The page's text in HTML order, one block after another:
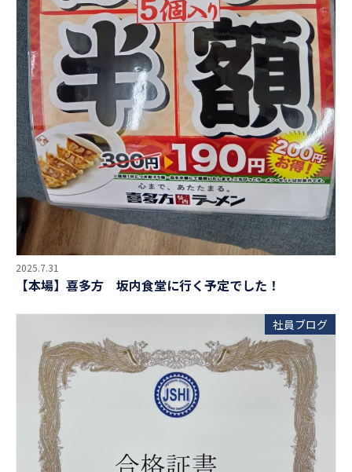
2025.7.31
【本場】喜多方 坂内食堂に行く予定でした！
社員ブログ